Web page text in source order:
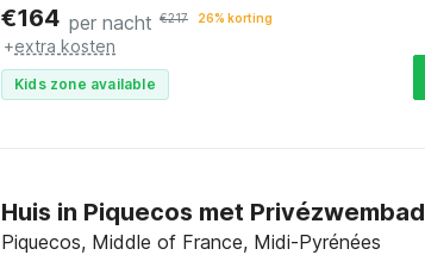
€164 per nacht €217 26% korting
+extra kosten
Kids zone available
Huis in Piquecos met Privézwembad
Piquecos, Middle of France, Midi-Pyrénées